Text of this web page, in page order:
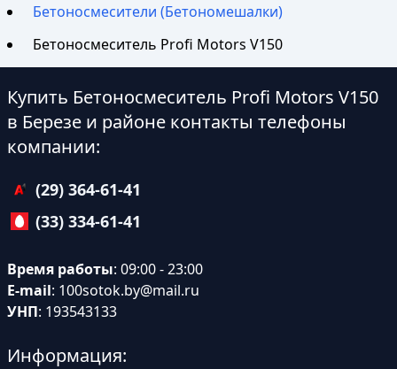
Бетоносмесители (Бетономешалки)
Бетоносмеситель Profi Motors V150
Купить Бетоносмеситель Profi Motors V150
в Березе и районе контакты телефоны
компании:
(29) 364-61-41
(33) 334-61-41
Время работы: 09:00 - 23:00
E-mail: 100sotok.by@mail.ru
УНП: 193543133
Информация: